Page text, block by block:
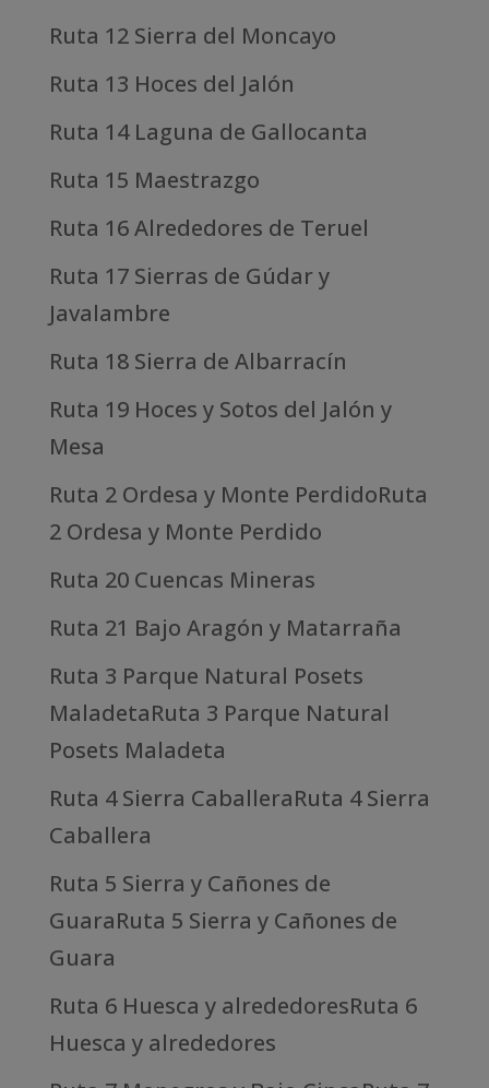
Ruta 12 Sierra del Moncayo
Ruta 13 Hoces del Jalón
Ruta 14 Laguna de Gallocanta
Ruta 15 Maestrazgo
Ruta 16 Alrededores de Teruel
Ruta 17 Sierras de Gúdar y
Javalambre
Ruta 18 Sierra de Albarracín
Ruta 19 Hoces y Sotos del Jalón y
Mesa
Ruta 2 Ordesa y Monte PerdidoRuta
2 Ordesa y Monte Perdido
Ruta 20 Cuencas Mineras
Ruta 21 Bajo Aragón y Matarraña
Ruta 3 Parque Natural Posets
MaladetaRuta 3 Parque Natural
Posets Maladeta
Ruta 4 Sierra CaballeraRuta 4 Sierra
Caballera
Ruta 5 Sierra y Cañones de
GuaraRuta 5 Sierra y Cañones de
Guara
Ruta 6 Huesca y alrededoresRuta 6
Huesca y alrededores